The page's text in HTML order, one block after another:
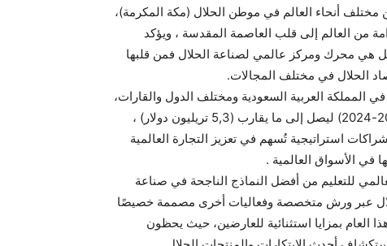
أنحاء العالم في موطن الحلال (مكة المكرمة)،
من العالم إلى قلب العاصمة المقدسة ، ويؤكد
هي محرك ومركز عالمي لصناعة الحلال فمن قلبها
الحلال في مختلف المجالات.
المملكة العربية السعودية ومختلف الدول والقارات،
ومن المتوقع نمو إجمالي إيرادات سوق الأغذية الحلال (2023-2024) ليصل إلى ما يقارب (5,3 تريليون دولار) ،
من 150 دولة لتأسيس شراكات استراتيجية تُسهم في تعزيز التجارة العالمية
في الأسواق العالمية .
السعودي والعالمي للتعليم من أفضل النماذج الناجحة في صناعة
عبر ورش متخصصة وفعاليات أخرى مصممة خصيصًا
العام بمزايا استثنائية للعارضين، حيث يحظون